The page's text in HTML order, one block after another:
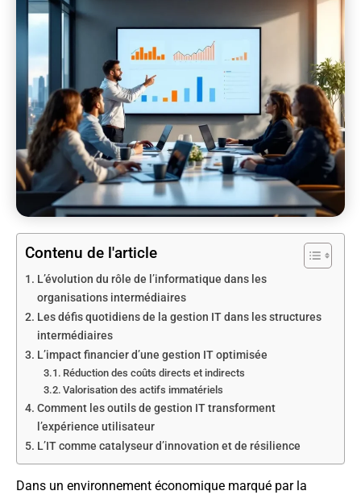
Contenu de l'article
L’évolution du rôle de l’informatique dans les
organisations intermédiaires
Les défis quotidiens de la gestion IT dans les structures
intermédiaires
L’impact financier d’une gestion IT optimisée
Réduction des coûts directs et indirects
Valorisation des actifs immatériels
Comment les outils de gestion IT transforment
l’expérience utilisateur
L’IT comme catalyseur d’innovation et de résilience
Dans un environnement économique marqué par la